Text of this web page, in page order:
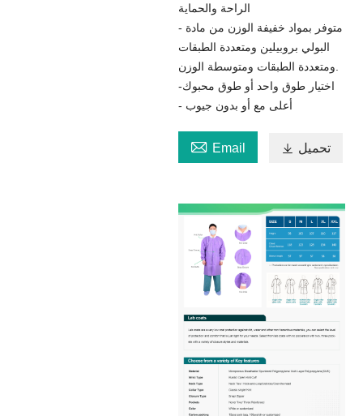
الراحة والحماية
- متوفر بمواد خفيفة الوزن من مادة
البولي بروبيلين ومتعددة الطبقات
-اختيار طوق واحد أو طوق محبوك
- أعلى مع أو بدون جيوب
 Email  تحميل